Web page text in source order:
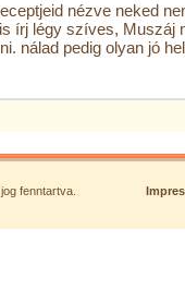
nézve neked
írj légy szíves, Muszáj
nálad pedig olyan jó
fenntartva.